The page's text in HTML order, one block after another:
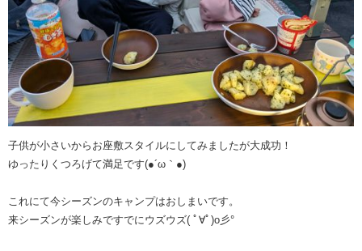
子供が小さいからお座敷スタイルにしてみましたが大成功！
ゆったりくつろげて満足です(●´ω｀●)
これにて今シーズンのキャンプはおしまいです。
来シーズンが楽しみですでにウズウズ( ﾟ∀ﾟ)o彡°